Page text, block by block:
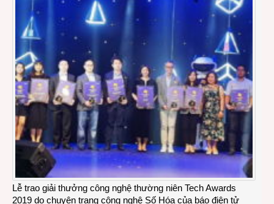
Lễ trao giải thưởng công nghệ thường niên Tech Awards
2019 do chuyên trang công nghệ Số Hóa của báo điện tử